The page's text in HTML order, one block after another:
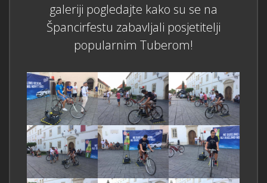
galeriji pogledajte kako su se na
Špancirfestu zabavljali posjetitelji
popularnim Tuberom!